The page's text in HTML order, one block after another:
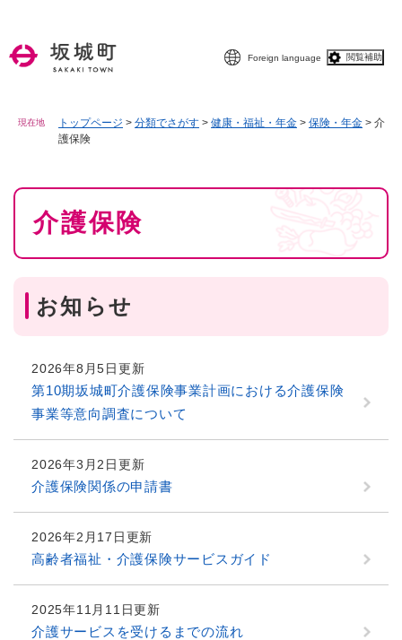
Foreign language 閲覧補助
現在地 トップページ > 分類でさがす > 健康・福祉・年金 > 保険・年金 > 介
護保険
本
介護保険
お知らせ
2026年8月5日更新
第10期坂城町介護保険事業計画における介護保険
事業等意向調査について
2026年3月2日更新
介護保険関係の申請書
2026年2月17日更新
高齢者福祉・介護保険サービスガイド
2025年11月11日更新
介護サービスを受けるまでの流れ